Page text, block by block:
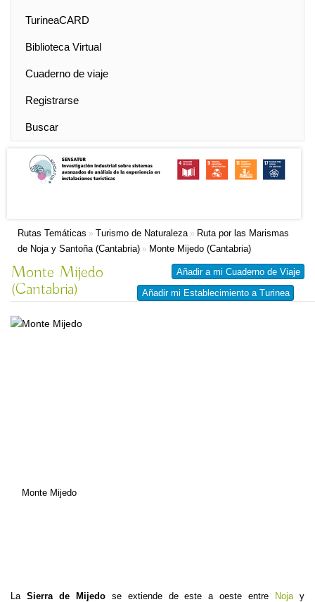
TurineaCARD
Biblioteca Virtual
Cuaderno de viaje
Registrarse
Buscar
Rutas Temáticas » Turismo de Naturaleza» Ruta por las Marismas
de Noja y Santoña (Cantabria) » Monte Mijedo (Cantabria)
Añadir a mi Cuaderno de Viaje
Añadir mi Establecimiento a Turinea
Monte Mijedo
(Cantabria)
Monte Mijedo
La Sierra de Mijedose extiende de este a oeste entre Noja y